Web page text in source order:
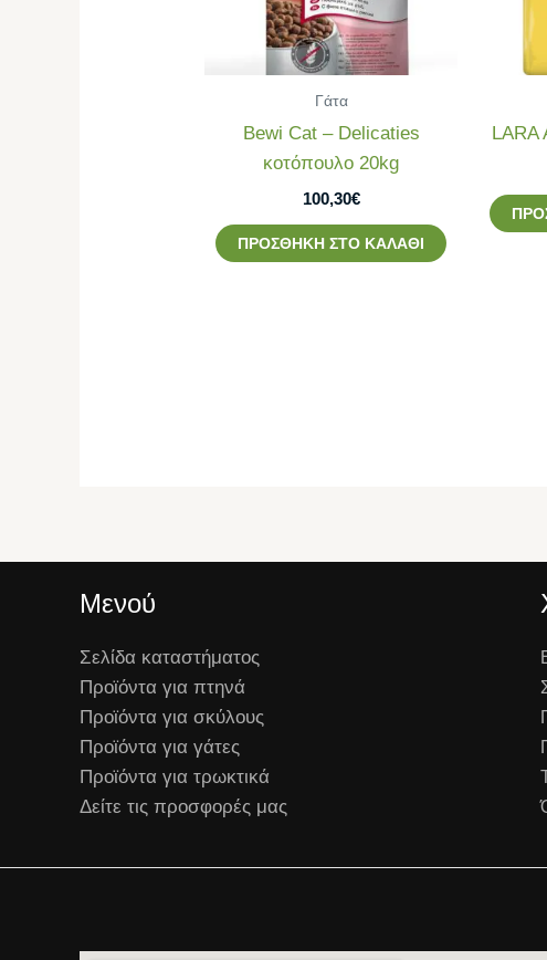
Γάτα
Bewi Cat – Delicaties
κοτόπουλο 20kg
100,30€
ΠΡΟΣΘΉΚΗ ΣΤΟ ΚΑΛΆΘΙ
LARA
Μενού
Σελίδα καταστήματος
Προϊόντα για πτηνά
Προϊόντα για σκύλους
Προϊόντα για γάτες
Προϊόντα για τρωκτικά
Δείτε τις προσφορές μας